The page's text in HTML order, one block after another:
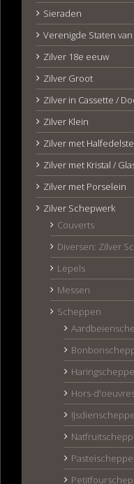
Sieraden
Verenigde Staten
Zilver 18e eeuw
Zilver Groot
Zilver in Cassette /
Zilver Klein
Zilver met
Zilver met Kristal /
Zilver met Porselein
Zilver Schepwerk
Couverts
Diversen: Zilver
Lepels
Messen
Scheppen
Hors-